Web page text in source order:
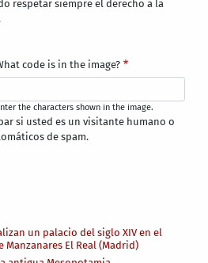
un palacio del siglo XIV en el
El Real (Madrid)
respetar siempre el derecho a la
code is in the image?
the characters shown in the image.
si usted es un visitante humano o
de spam.